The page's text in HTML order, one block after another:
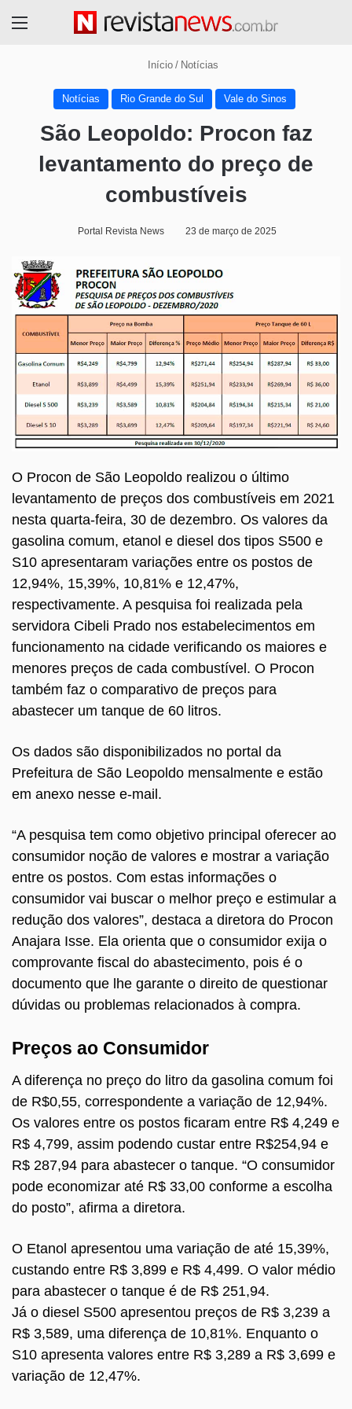
Início / Notícias
Notícias Rio Grande do Sul Vale do Sinos
São Leopoldo: Procon faz
levantamento do preço de
combustíveis
Portal Revista News 23 de março de 2025
O Procon de São Leopoldo realizou o último
levantamento de preços dos combustíveis em 2021
nesta quarta-feira, 30 de dezembro. Os valores da
gasolina comum, etanol e diesel dos tipos S500 e
S10 apresentaram variações entre os postos de
12,94%, 15,39%, 10,81% e 12,47%,
respectivamente. A pesquisa foi realizada pela
servidora Cibeli Prado nos estabelecimentos em
funcionamento na cidade verificando os maiores e
menores preços de cada combustível. O Procon
também faz o comparativo de preços para
abastecer um tanque de 60 litros.
Os dados são disponibilizados no portal da
Prefeitura de São Leopoldo mensalmente e estão
em anexo nesse e-mail.
“A pesquisa tem como objetivo principal oferecer ao
consumidor noção de valores e mostrar a variação
entre os postos. Com estas informações o
consumidor vai buscar o melhor preço e estimular a
redução dos valores”, destaca a diretora do Procon
Anajara Isse. Ela orienta que o consumidor exija o
comprovante fiscal do abastecimento, pois é o
documento que lhe garante o direito de questionar
dúvidas ou problemas relacionados à compra.
Preços ao Consumidor
A diferença no preço do litro da gasolina comum foi
de R$0,55, correspondente a variação de 12,94%.
Os valores entre os postos ficaram entre R$ 4,249 e
R$ 4,799, assim podendo custar entre R$254,94 e
R$ 287,94 para abastecer o tanque. “O consumidor
pode economizar até R$ 33,00 conforme a escolha
do posto”, afirma a diretora.
O Etanol apresentou uma variação de até 15,39%,
custando entre R$ 3,899 e R$ 4,499. O valor médio
para abastecer o tanque é de R$ 251,94.
Já o diesel S500 apresentou preços de R$ 3,239 a
R$ 3,589, uma diferença de 10,81%. Enquanto o
S10 apresenta valores entre R$ 3,289 a R$ 3,699 e
variação de 12,47%.